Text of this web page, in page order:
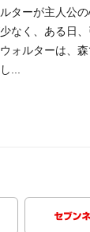
ターが主人公
なく、ある日
ォルターは、
...